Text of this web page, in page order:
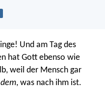
Und am Tag des
hat Gott ebenso wie
weil der Mensch gar
, was nach ihm ist.